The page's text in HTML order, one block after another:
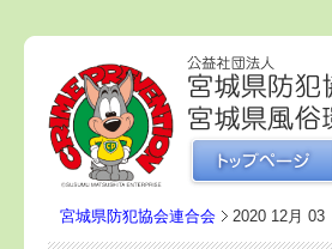
宮城県防犯協会連合会 2020 12月 03